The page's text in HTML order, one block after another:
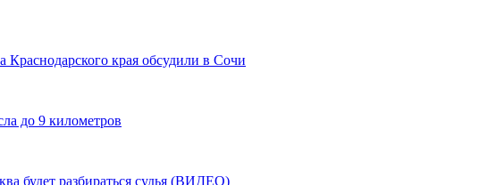
Краснодарского края обсудили в Сочи
до 9 километров
будет разбираться судья (ВИДЕО)